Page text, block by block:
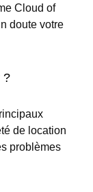
Cloud of
doute votre
?
de location
problèmes